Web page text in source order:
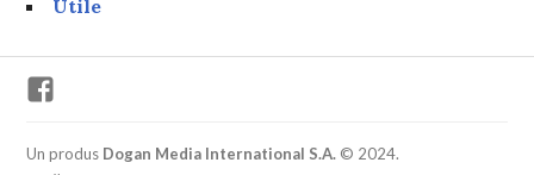
Utile
Un produs Dogan Media International S.A. © 2024.